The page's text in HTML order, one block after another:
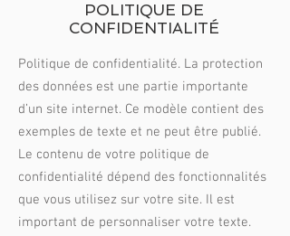
POLITIQUE DE
CONFIDENTIALITÉ
Politique de confidentialité. La protection
des données est une partie importante
d’un site internet. Ce modèle contient des
exemples de texte et ne peut être publié.
Le contenu de votre politique de
confidentialité dépend des fonctionnalités
que vous utilisez sur votre site. Il est
important de personnaliser votre texte.